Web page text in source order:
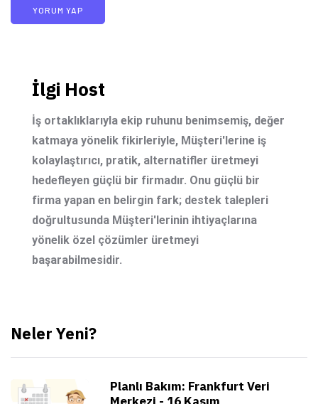
İlgi Host
İş ortaklıklarıyla ekip ruhunu benimsemiş, değer
katmaya yönelik fikirleriyle, Müşteri'lerine iş
kolaylaştırıcı, pratik, alternatifler üretmeyi
hedefleyen güçlü bir firmadır. Onu güçlü bir
firma yapan en belirgin fark; destek talepleri
doğrultusunda Müşteri'lerinin ihtiyaçlarına
yönelik özel çözümler üretmeyi
başarabilmesidir.
Neler Yeni?
Planlı Bakım: Frankfurt Veri